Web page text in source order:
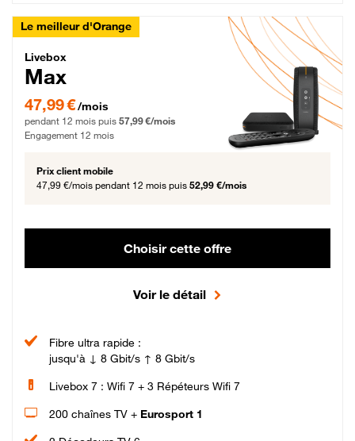
Le meilleur d'Orange
Livebox Max Fibre
Livebox
Max
47,99 € par mois pendant 12 mois puis 57,99 € par mois, Engagement 12 mois
47,99 €/mois
pendant 12 mois puis 57,99 €/mois
Engagement 12 mois
Prix client mobile
47,99 €/mois pendant 12 mois puis 52,99 €/mois
Choisir cette offre
Voir le détail
Fibre ultra rapide :
jusqu'à ↓ 8 Gbit/s ↑ 8 Gbit/s
Livebox 7 : Wifi 7 + 3 Répéteurs Wifi 7
200 chaînes TV + Eurosport 1